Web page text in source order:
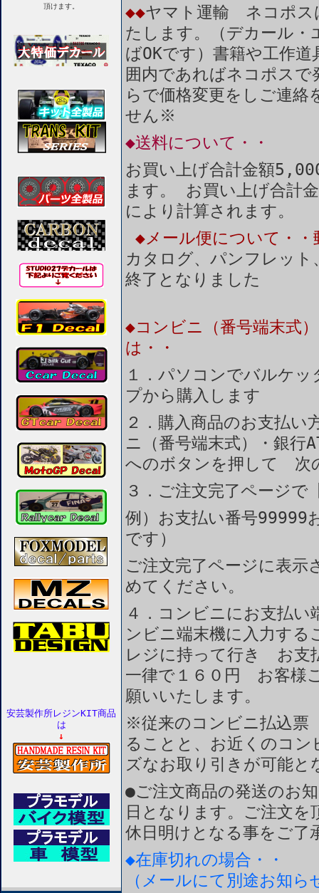
頂けます。
安芸製作所レジンKIT商品
は
↓
◆◆ヤマト運輸 ネコポス
たします。（デカール・
ばOKです）書籍や工作
囲内であればネコポス
らで価格変更をしご連
せん※
◆送料について・・
お買い上げ合計金額
ます。 お買い上げ合計
により計算されます。
◆メール便について・・
カタログ、パンフレッ
終了となりました
◆コンビニ（番号端末式
は・・
１．パソコンでバルケッ
プから購入します
２．購入商品のお支払
ニ（番号端末式）・銀
へのボタンを押して 次
３．ご注文完了ページで
例）お支払い番号
です）
ご注文完了ページに表
めてください。
４．コンビニにお支払
ンビニ端末機に入力す
レジに持って行き お支
一律で１６０円 お客様
願いいたします。
※従来のコンビニ払込票
ることと、お近くのコ
ズなお取り引きが可能
●ご注文商品の発送のお
日となります。ご注文を
休日明けとなる事をご了
◆在庫切れの場合・・
（メールにて別途お知